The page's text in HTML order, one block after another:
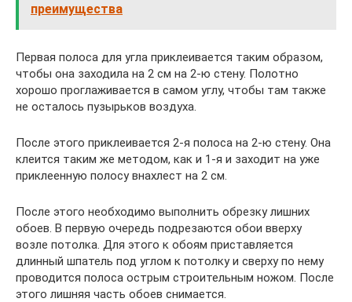
преимущества
Первая полоса для угла приклеивается таким образом,
чтобы она заходила на 2 см на 2-ю стену. Полотно
хорошо проглаживается в самом углу, чтобы там также
не осталось пузырьков воздуха.
После этого приклеивается 2-я полоса на 2-ю стену. Она
клеится таким же методом, как и 1-я и заходит на уже
приклеенную полосу внахлест на 2 см.
После этого необходимо выполнить обрезку лишних
обоев. В первую очередь подрезаются обои вверху
возле потолка. Для этого к обоям приставляется
длинный шпатель под углом к потолку и сверху по нему
проводится полоса острым строительным ножом. После
этого лишняя часть обоев снимается.